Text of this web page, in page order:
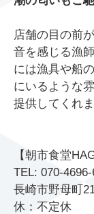
店舗の目の前
音を感じる漁
には漁具や船
にいるような
提供してくれま
【朝市食堂
TEL: 070-
長崎市野母町
休：不定休